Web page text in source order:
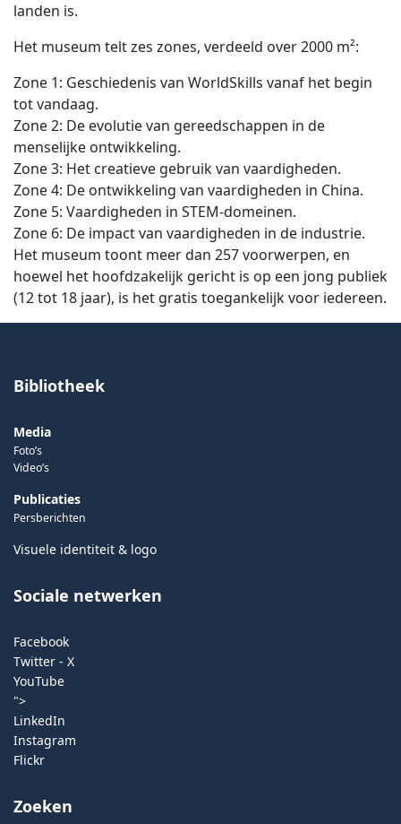
landen is.
Het museum telt zes zones, verdeeld over 2000 m²:
Zone 1: Geschiedenis van WorldSkills vanaf het begin
tot vandaag.
Zone 2: De evolutie van gereedschappen in de
menselijke ontwikkeling.
Zone 3: Het creatieve gebruik van vaardigheden.
Zone 4: De ontwikkeling van vaardigheden in China.
Zone 5: Vaardigheden in STEM-domeinen.
Zone 6: De impact van vaardigheden in de industrie.
Het museum toont meer dan 257 voorwerpen, en
hoewel het hoofdzakelijk gericht is op een jong publiek
(12 tot 18 jaar), is het gratis toegankelijk voor iedereen.
Bibliotheek
Media
Foto’s
Video’s
Publicaties
Persberichten
Visuele identiteit & logo
Sociale netwerken
Facebook
Twitter - X
YouTube
">
LinkedIn
Instagram
Flickr
Zoeken